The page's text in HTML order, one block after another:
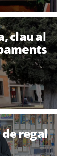
clau al
regal